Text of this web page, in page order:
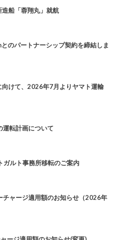
船「蓉翔丸」就航
のパートナーシップ契約を締結しま
向けて、2026年7月よりヤマト運輸
運転計画について
ガルト事務所移転のご案内
チャージ適用額のお知らせ（2026年